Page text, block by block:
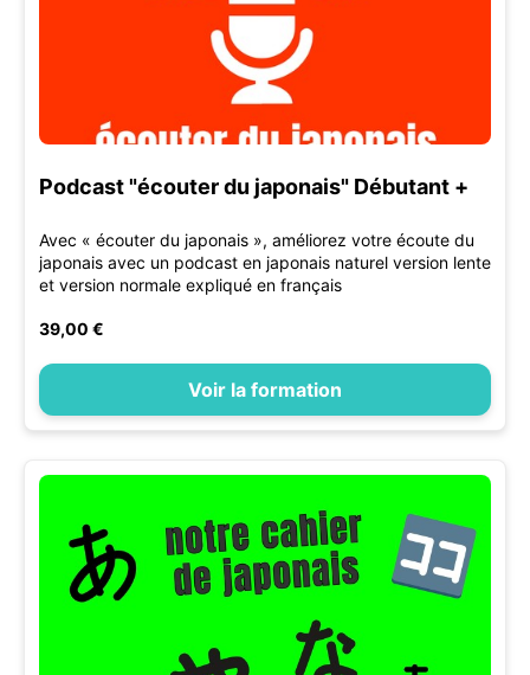
Podcast "écouter du japonais" Débutant +
Avec « écouter du japonais », améliorez votre écoute du
japonais avec un podcast en japonais naturel version lente
et version normale expliqué en français
39,00 €
Voir la formation